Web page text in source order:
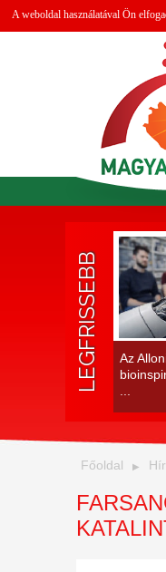
A weboldal használatával Ön
LEGFRISSEBB
Az
Főoldal